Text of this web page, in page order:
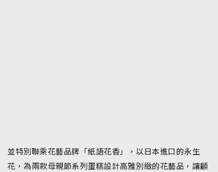
並特別聯乘花藝品牌「紙語花香」，以日本進口的永生
花，為兩款母親節系列蛋糕設計高雅別緻的花藝品，讓顧